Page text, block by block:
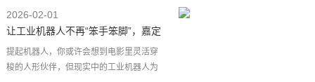
人产业联盟，成员
2026-02-01
让工业机器人不再“笨手笨脚”，嘉定
企业给机器人换上“黄金关节”
提起机器人，你或许会想到电影里灵活穿
梭的人形伙伴，但现实中的工业机器人为